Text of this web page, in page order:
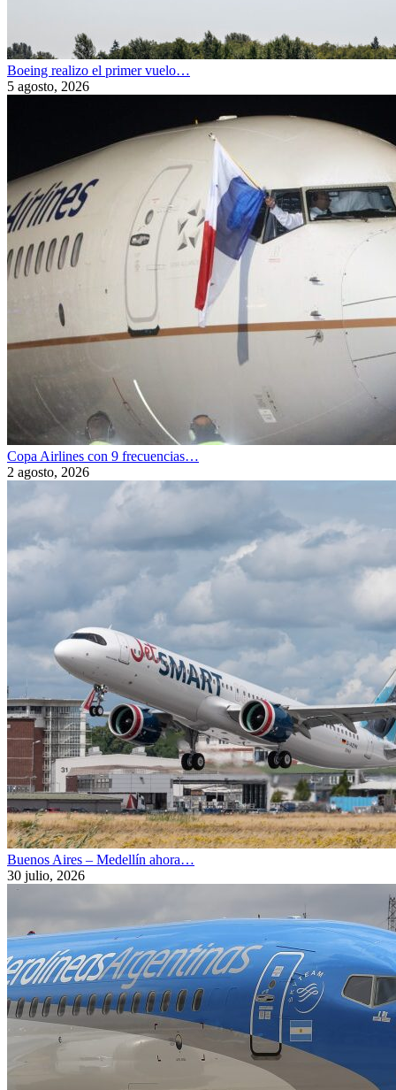
Boeing realizo el primer vuelo…
5 agosto, 2026
Copa Airlines con 9 frecuencias…
2 agosto, 2026
Buenos Aires – Medellín ahora…
30 julio, 2026